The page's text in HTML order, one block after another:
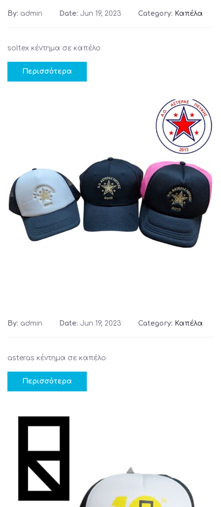
By: admin Date: Jun 19, 2023 Category: Καπέλα
soltex κέντημα σε καπέλο
Περισσότερα
By: admin Date: Jun 19, 2023 Category: Καπέλα
asteras κέντημα σε καπέλο
Περισσότερα